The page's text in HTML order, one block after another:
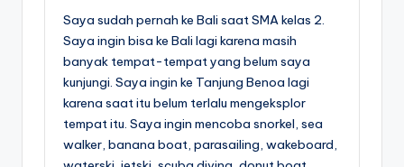
Saya sudah pernah ke Bali saat SMA kelas 2.
Saya ingin bisa ke Bali lagi karena masih
banyak tempat-tempat yang belum saya
kunjungi. Saya ingin ke Tanjung Benoa lagi
karena saat itu belum terlalu mengeksplor
tempat itu. Saya ingin mencoba snorkel, sea
walker, banana boat, parasailing, wakeboard,